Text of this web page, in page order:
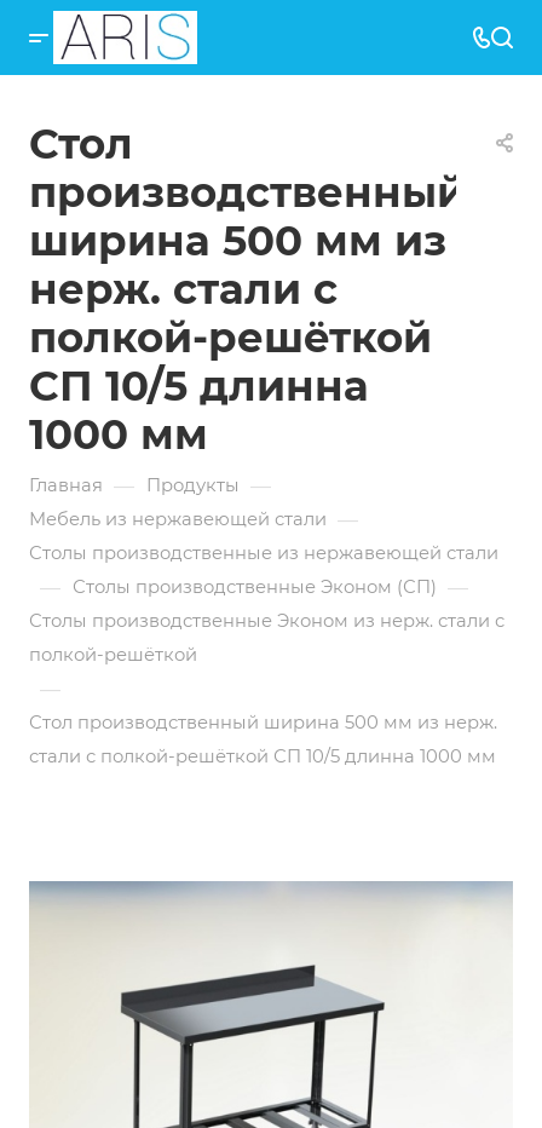
Стол
производственный
ширина 500 мм из
нерж. стали с
полкой-решёткой
СП 10/5 длинна
1000 мм
Главная — Продукты —
Мебель из нержавеющей стали —
Столы производственные из нержавеющей стали
— Столы производственные Эконом (СП) —
Столы производственные Эконом из нерж. стали с
полкой-решёткой
—
Стол производственный ширина 500 мм из нерж.
стали с полкой-решёткой СП 10/5 длинна 1000 мм